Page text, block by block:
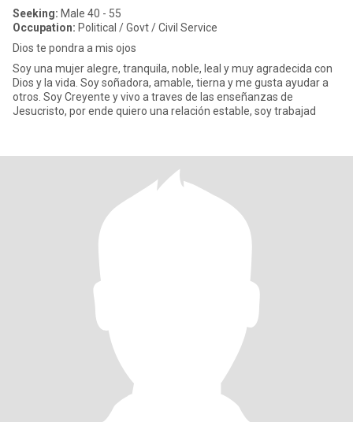
Seeking: Male 40 - 55
Occupation: Political / Govt / Civil Service
Dios te pondra a mis ojos
Soy una mujer alegre, tranquila, noble, leal y muy agradecida con
Dios y la vida. Soy soñadora, amable, tierna y me gusta ayudar a
otros. Soy Creyente y vivo a traves de las enseñanzas de
Jesucristo, por ende quiero una relación estable, soy trabajad